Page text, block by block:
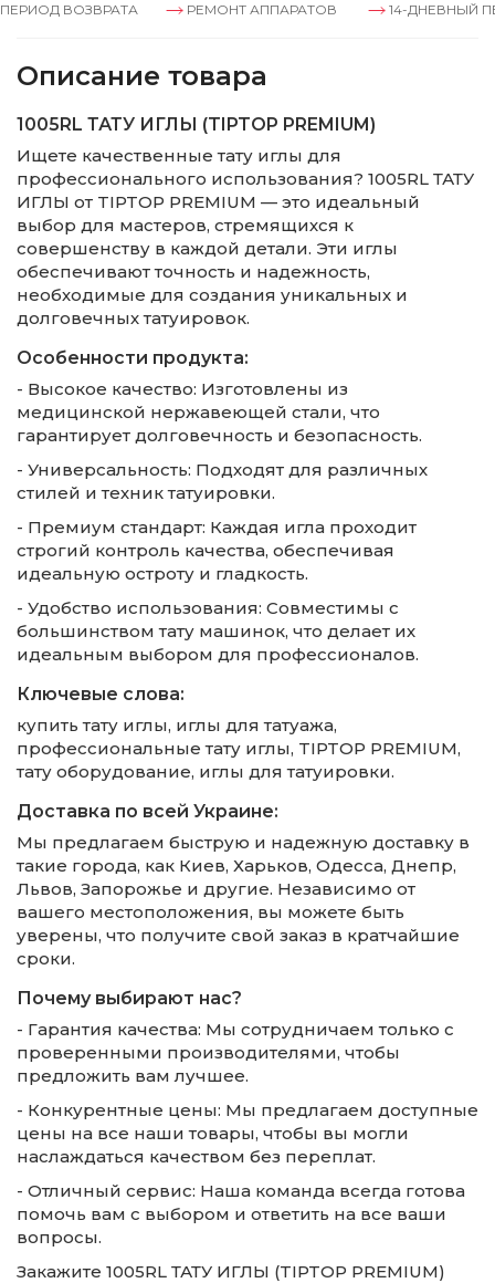
ВОЗВРАТА РЕМОНТ АППАРАТОВ 14-ДНЕВНЫЙ
Описание товара
1005RL ТАТУ ИГЛЫ (TIPTOP PREMIUM)
Ищете качественные тату иглы для
профессионального использования? 1005RL ТАТУ
ИГЛЫ от TIPTOP PREMIUM — это идеальный
выбор для мастеров, стремящихся к
совершенству в каждой детали. Эти иглы
обеспечивают точность и надежность,
необходимые для создания уникальных и
долговечных татуировок.
Особенности продукта:
- Высокое качество: Изготовлены из
медицинской нержавеющей стали, что
гарантирует долговечность и безопасность.
- Универсальность: Подходят для различных
стилей и техник татуировки.
- Премиум стандарт: Каждая игла проходит
строгий контроль качества, обеспечивая
идеальную остроту и гладкость.
- Удобство использования: Совместимы с
большинством тату машинок, что делает их
идеальным выбором для профессионалов.
Ключевые слова:
купить тату иглы, иглы для татуажа,
профессиональные тату иглы, TIPTOP PREMIUM,
тату оборудование, иглы для татуировки.
Доставка по всей Украине:
Мы предлагаем быструю и надежную доставку в
такие города, как Киев, Харьков, Одесса, Днепр,
Львов, Запорожье и другие. Независимо от
вашего местоположения, вы можете быть
уверены, что получите свой заказ в кратчайшие
сроки.
Почему выбирают нас?
- Гарантия качества: Мы сотрудничаем только с
проверенными производителями, чтобы
предложить вам лучшее.
- Конкурентные цены: Мы предлагаем доступные
цены на все наши товары, чтобы вы могли
наслаждаться качеством без переплат.
- Отличный сервис: Наша команда всегда готова
помочь вам с выбором и ответить на все ваши
вопросы.
Закажите 1005RL ТАТУ ИГЛЫ (TIPTOP PREMIUM)